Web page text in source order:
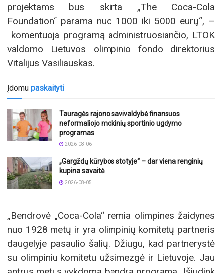
projektams bus skirta „The Coca-Cola
Foundation“ parama nuo 1000 iki 5000 eurų“, –
komentuoja programą administruosiančio, LTOK
valdomo Lietuvos olimpinio fondo direktorius
Vitalijus Vasiliauskas.
Įdomu paskaityti
Tauragės rajono savivaldybė finansuos
neformaliojo mokinių sportinio ugdymo
programas
2026-08-06
„Gargždų kūrybos stotyje“ – dar viena renginių
kupina savaitė
2026-08-05
„Bendrovė „Coca-Cola“ remia olimpines žaidynes
nuo 1928 metų ir yra olimpinių komitetų partneris
daugelyje pasaulio šalių. Džiugu, kad partnerystė
su olimpiniu komitetu užsimezgė ir Lietuvoje. Jau